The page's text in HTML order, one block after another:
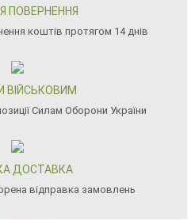
ПОВЕРНЕННЯ
коштів протягом 14 днів
ВІЙСЬКОВИМ
Силам Оборони України
ДОСТАВКА
відправка замовлень